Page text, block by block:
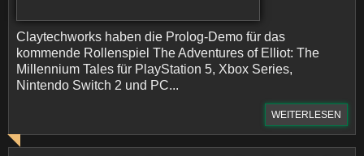
Claytechworks haben die Prolog-Demo für das
kommende Rollenspiel The Adventures of Elliot: The
Millennium Tales für PlayStation 5, Xbox Series,
Nintendo Switch 2 und PC...
WEITERLESEN